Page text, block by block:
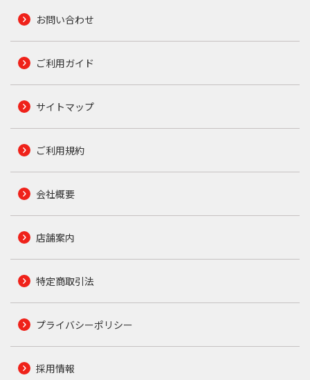
お問い合わせ
ご利用ガイド
サイトマップ
ご利用規約
会社概要
店舗案内
特定商取引法
プライバシーポリシー
採用情報